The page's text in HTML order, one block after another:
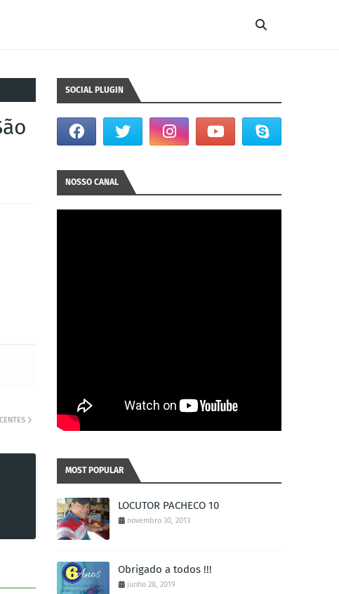
SOCIAL PLUGIN
NOSSO CANAL
MOST POPULAR
LOCUTOR PACHECO 10
novembro 30, 2013
Obrigado a todos !!!
junho 28, 2019